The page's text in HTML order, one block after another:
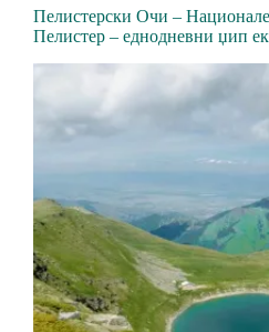
Пелистерски Очи –
Пелистер – еднодневни џип